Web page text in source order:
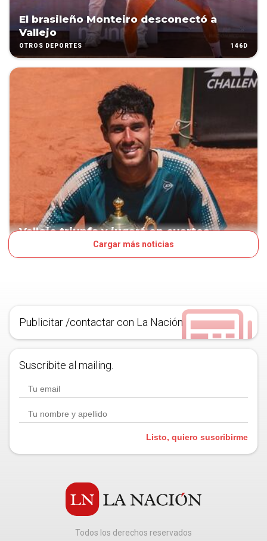
El brasileño Monteiro desconectó a
Vallejo
OTROS DEPORTES 146D
Vallejo triunfa y jugará en cuartos
Cargar más noticias
Publicitar /contactar con La Nación
Suscribite al mailing.
Listo, quiero suscribirme
Todos los derechos reservados